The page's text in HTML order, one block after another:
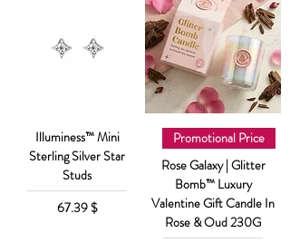
Promotional Price
Rose Galaxy | Glitter
Bomb™ Luxury
Valentine Gift Candle In
Rose & Oud 230G
Illuminess™ Mini
Sterling Silver Star
Studs
السعر
$ 67.39